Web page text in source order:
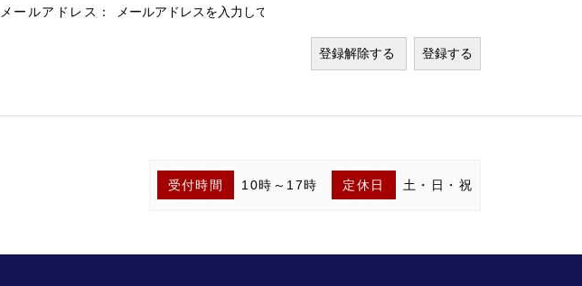
メールアドレス：
受付時間 10時～17時 定休日 土・日・祝